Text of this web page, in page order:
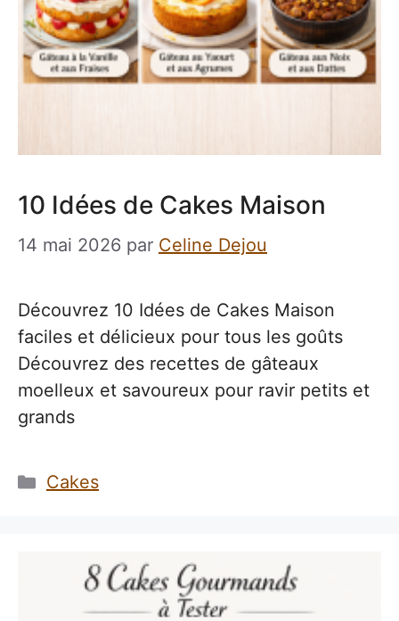
10 Idées de Cakes Maison
14 mai 2026 par Celine Dejou
Découvrez 10 Idées de Cakes Maison
faciles et délicieux pour tous les goûts
Découvrez des recettes de gâteaux
moelleux et savoureux pour ravir petits et
grands
Catégories
Cakes